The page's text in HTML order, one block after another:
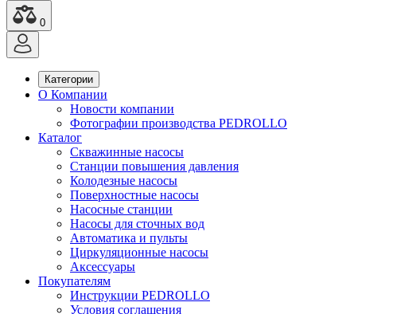
0
Категории
О Компании
Новости компании
Фотографии производства PEDROLLO
Каталог
Скважинные насосы
Станции повышения давления
Колодезные насосы
Поверхностные насосы
Насосные станции
Насосы для сточных вод
Автоматика и пульты
Циркуляционные насосы
Аксессуары
Покупателям
Инструкции PEDROLLO
Условия соглашения